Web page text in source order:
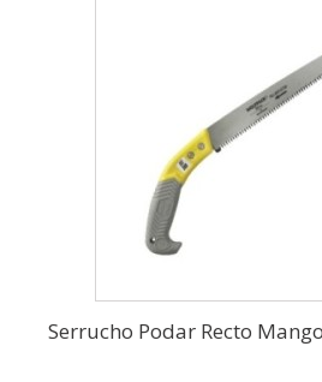
Serrucho Podar Recto